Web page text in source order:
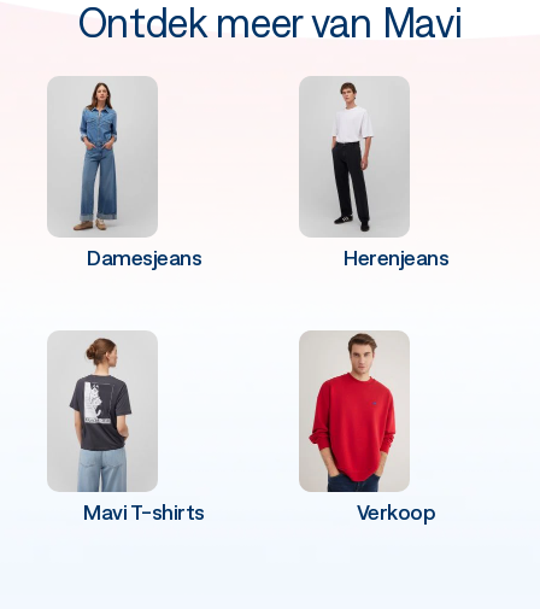
Ontdek meer van Mavi
Damesjeans Herenjeans
Mavi T-shirts Verkoop